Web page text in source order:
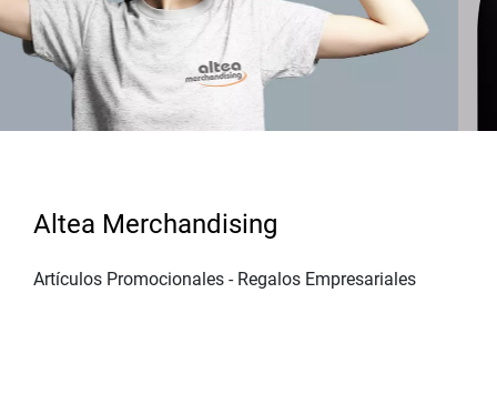
Altea Merchandising
Artículos Promocionales - Regalos Empresariales